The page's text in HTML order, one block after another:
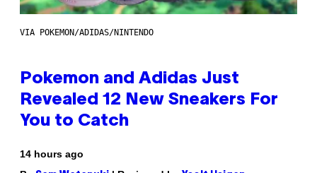
VIA POKEMON/ADIDAS/NINTENDO
Pokemon and Adidas Just
Revealed 12 New Sneakers For
You to Catch
14 hours ago